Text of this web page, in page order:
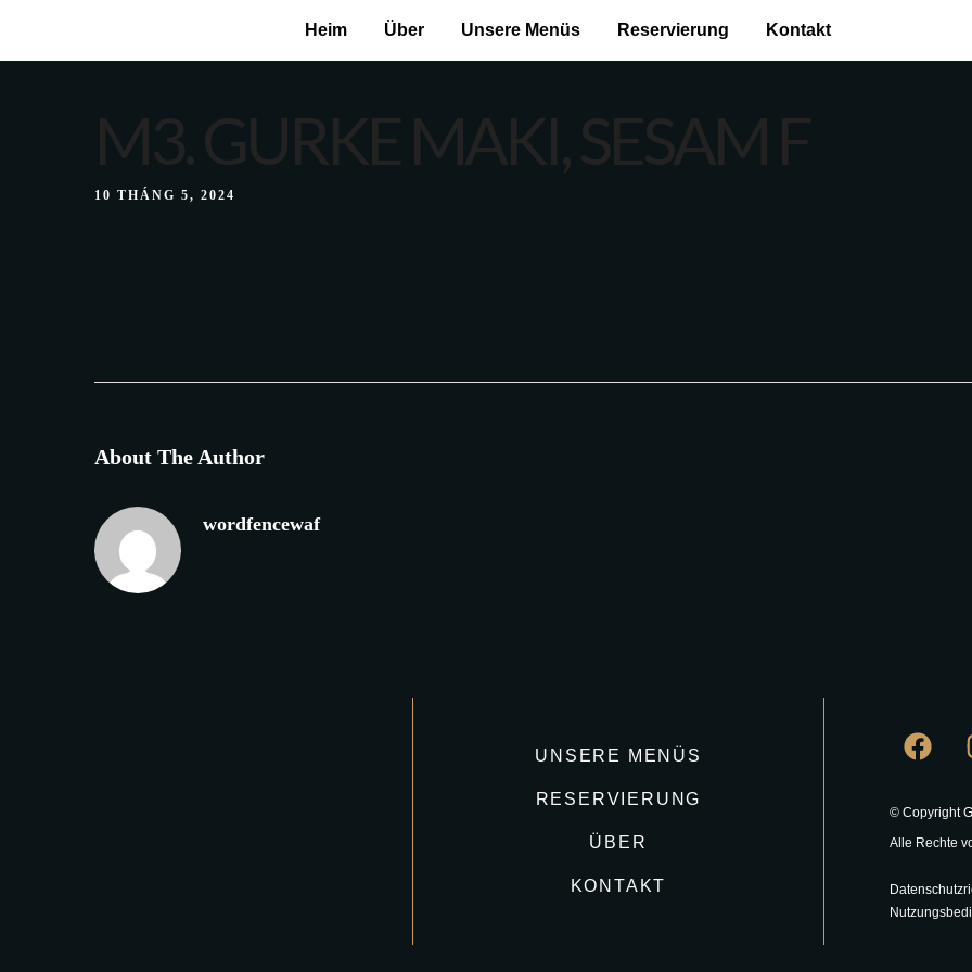
Heim
Über Unsere Menüs Reservierung Kontakt
M3. GURKE MAKI, SESAM F
10 THÁNG 5, 2024
About The Author
wordfencewaf
UNSERE MENÜS
RESERVIERUNG
ÜBER
KONTAKT
© Copyright
Alle Rechte